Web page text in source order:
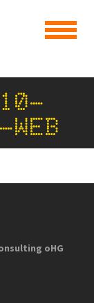
10-
oHG